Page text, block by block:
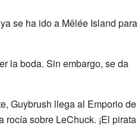
se ha ido a Mêlée Island para
la boda. Sin embargo, se da
Guybrush llega al Emporio de
sobre LeChuck. ¡El pirata